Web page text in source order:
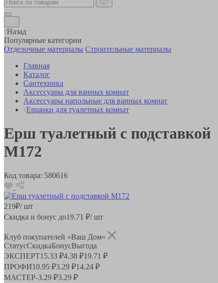
Назад
Популярные категории
Отделочные материалы Строительные материалы
Главная
Каталог
Сантехника
Аксессуары для ванных комнат
Аксессуары напольные для ванных комнат
Ершики для туалетных комнат
Ерш туалетный с подставкой
М172
Код товара: 580616
219₽/ шт
Скидка и бонус до19.71 ₽/ шт
Клуб покупателей «Ваш Дом»
СтатусСкидкаБонусВыгода
ЭКСПЕРТ15.33 ₽4.38 ₽19.71 ₽
ПРОФИ10.95 ₽3.29 ₽14.24 ₽
МАСТЕР-3.29 ₽3.29 ₽